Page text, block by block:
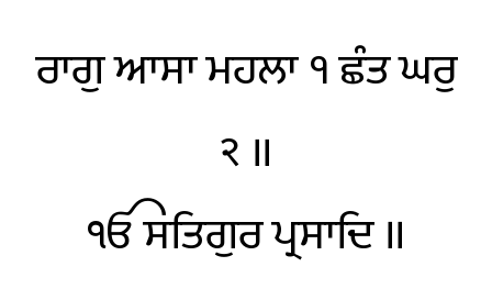
ਰਾਗੁਆਸਾਮਹਲਾ੧ਛੰਤਘਰੁ
੨ ॥
ੴਸਤਿਗੁਰਪ੍ਰਸਾਦਿ॥